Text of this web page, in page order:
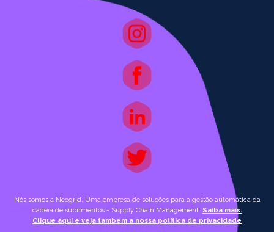
Nós somos a Neogrid. Uma empresa de soluções para a gestão automática da
cadeia de suprimentos - Supply Chain Management. Saiba mais.
Clique aqui e veja também a nossa política de privacidade